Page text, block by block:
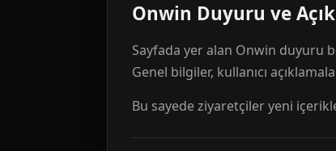
Onwin Duyuru ve
Sayfada yer alan Onwin duyuru
Genel bilgiler, kullanıcı
Bu sayede ziyaretçiler yeni